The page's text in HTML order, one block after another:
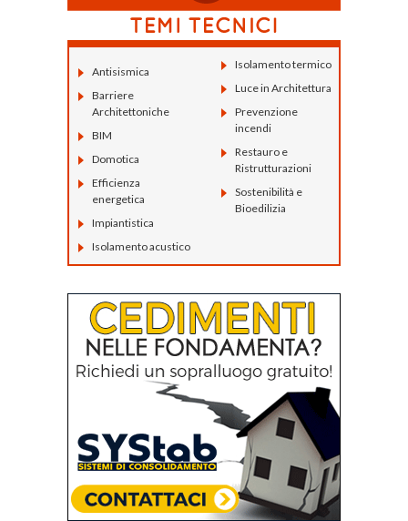
Antisismica
Barriere
Architettoniche
BIM
Domotica
Efficienza
energetica
Impiantistica
Isolamento acustico
Isolamento termico
Luce in Architettura
Prevenzione
incendi
Restauro e
Ristrutturazioni
Sostenibilità e
Bioedilizia